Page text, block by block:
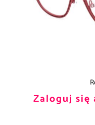
Zaloguj się